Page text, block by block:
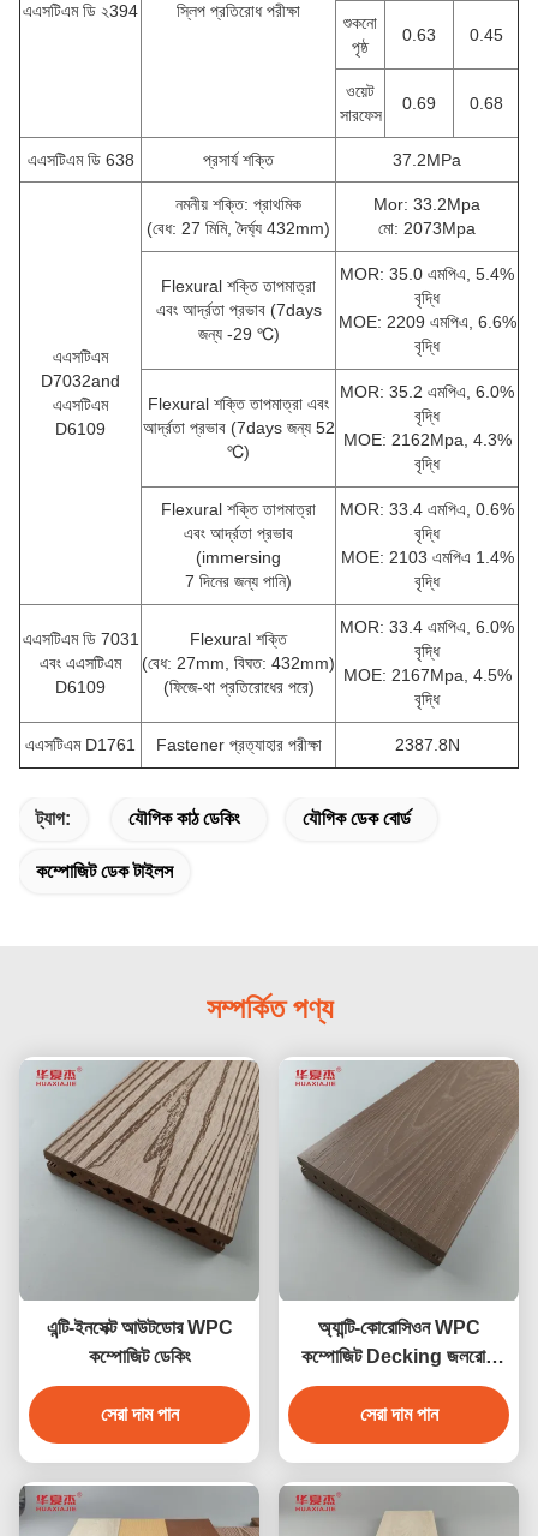
এএসটিএম ডি ২394 স্লিপ প্রতিরোধ পরীক্ষা
শুকনো
পৃষ্ঠ
0.63 0.45
ওয়েট
সারফেস
0.69 0.68
এএসটিএম ডি 638 প্রসার্য শক্তি 37.2MPa
এএসটিএম
D7032and
এএসটিএম
D6109
নমনীয় শক্তি: প্রাথমিক
(বেধ: 27 মিমি, দৈর্ঘ্য 432mm)
Mor: 33.2Mpa
মো: 2073Mpa
Flexural শক্তি তাপমাত্রা
এবং আর্দ্রতা প্রভাব (7days
জন্য -29 ℃)
MOR: 35.0 এমপিএ, 5.4%
বৃদ্ধি
MOE: 2209 এমপিএ, 6.6%
বৃদ্ধি
Flexural শক্তি তাপমাত্রা এবং
আর্দ্রতা প্রভাব (7days জন্য 52
℃)
MOR: 35.2 এমপিএ, 6.0%
বৃদ্ধি
MOE: 2162Mpa, 4.3%
বৃদ্ধি
Flexural শক্তি তাপমাত্রা
এবং আর্দ্রতা প্রভাব
(immersing
7 দিনের জন্য পানি)
MOR: 33.4 এমপিএ, 0.6%
বৃদ্ধি
MOE: 2103 এমপিএ 1.4%
বৃদ্ধি
এএসটিএম ডি 7031
এবং এএসটিএম
D6109
Flexural শক্তি
(বেধ: 27mm, বিঘত: 432mm)
(ফিজে-থা প্রতিরোধের পরে)
MOR: 33.4 এমপিএ, 6.0%
বৃদ্ধি
MOE: 2167Mpa, 4.5%
বৃদ্ধি
এএসটিএম D1761 Fastener প্রত্যাহার পরীক্ষা 2387.8N
ট্যাগ: যৌগিক কাঠ ডেকিং যৌগিক ডেক বোর্ড
কম্পোজিট ডেক টাইলস
সম্পর্কিত পণ্য
এন্টি-ইনসেক্ট আউটডোর WPC
কম্পোজিট ডেকিং
সেরা দাম পান
অ্যান্টি-কোরোসিওন WPC
কম্পোজিট Decking জলরোধী
বহিরঙ্গন বাগান মেঝে
সেরা দাম পান